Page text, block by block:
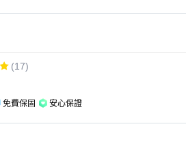
(17)
免費保固 安心保證